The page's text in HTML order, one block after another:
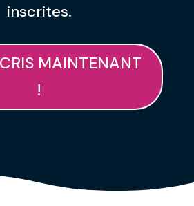
inscrites.
MAINTENANT
!